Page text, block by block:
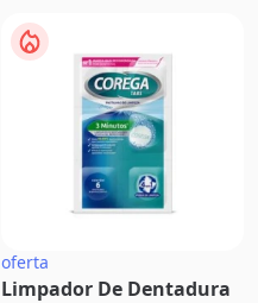
oferta
Limpador De Dentadura